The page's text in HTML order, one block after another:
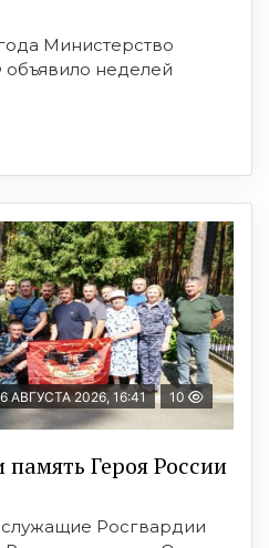
Министерство
неделей
6 АВГУСТА 2026, 16:41 10
Героя России
Росгвардии